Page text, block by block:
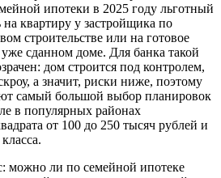
ипотеки в 2025 году льготный
квартиру у застройщика по
строительстве или на готовое
сданном доме. Для банка такой
дом строится под контролем,
а значит, риски ниже, поэтому
самый большой выбор планировок
в популярных районах
от 100 до 250 тысяч рублей и
можно ли по семейной ипотеке